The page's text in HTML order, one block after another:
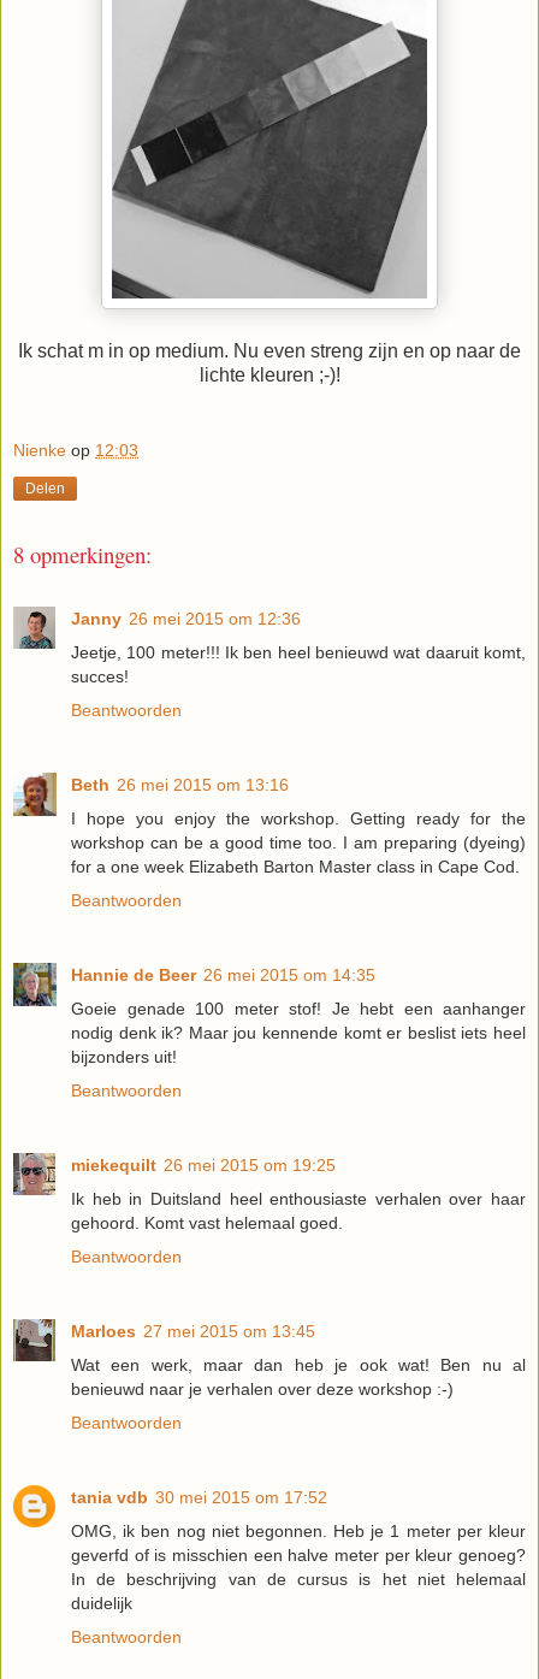
Ik schat m in op medium. Nu even streng zijn en op naar de
lichte kleuren ;-)!
Nienke op 12:03
Delen
8 opmerkingen:
Janny 26 mei 2015 om 12:36
Jeetje, 100 meter!!! Ik ben heel benieuwd wat daaruit komt,
succes!
Beantwoorden
Beth 26 mei 2015 om 13:16
I hope you enjoy the workshop. Getting ready for the
workshop can be a good time too. I am preparing (dyeing)
for a one week Elizabeth Barton Master class in Cape Cod.
Beantwoorden
Hannie de Beer 26 mei 2015 om 14:35
Goeie genade 100 meter stof! Je hebt een aanhanger
nodig denk ik? Maar jou kennende komt er beslist iets heel
bijzonders uit!
Beantwoorden
miekequilt 26 mei 2015 om 19:25
Ik heb in Duitsland heel enthousiaste verhalen over haar
gehoord. Komt vast helemaal goed.
Beantwoorden
Marloes 27 mei 2015 om 13:45
Wat een werk, maar dan heb je ook wat! Ben nu al
benieuwd naar je verhalen over deze workshop :-)
Beantwoorden
tania vdb 30 mei 2015 om 17:52
OMG, ik ben nog niet begonnen. Heb je 1 meter per kleur
geverfd of is misschien een halve meter per kleur genoeg?
In de beschrijving van de cursus is het niet helemaal
duidelijk
Beantwoorden